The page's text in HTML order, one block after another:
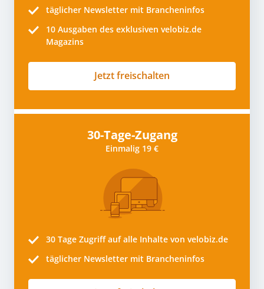
täglicher Newsletter mit Brancheninfos
10 Ausgaben des exklusiven velobiz.de
Magazins
Jetzt freischalten
30-Tage-Zugang
Einmalig 19 €
30 Tage Zugriff auf alle Inhalte von velobiz.de
täglicher Newsletter mit Brancheninfos